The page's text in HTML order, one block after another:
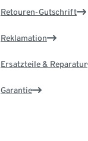
Retouren-Gutschrift
Reklamation
Ersatzteile & Reparatur
Garantie